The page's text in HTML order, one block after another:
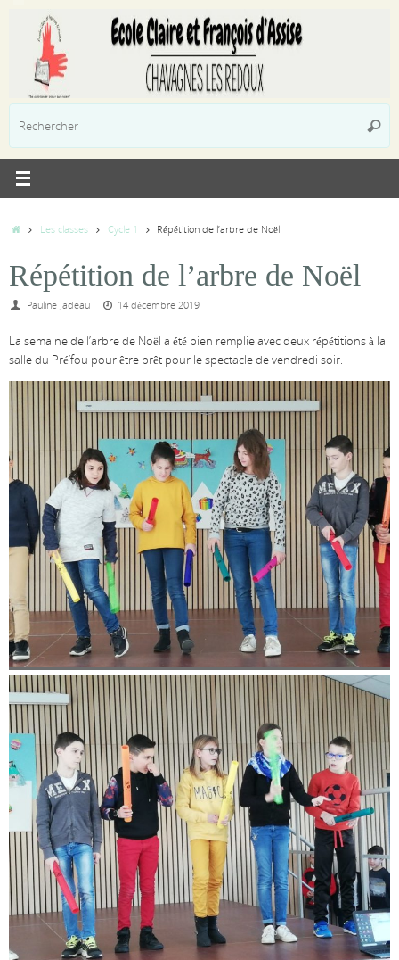
contenu
:
AccueilLes classes Cycle 1 Répétition de l’arbre de Noël
Répétition de l’arbre de Noël
Pauline Jadeau 14 décembre 2019
La semaine de l’arbre de Noël a été bien remplie avec deux répétitions à la
salle du Pré’fou pour être prêt pour le spectacle de vendredi soir.